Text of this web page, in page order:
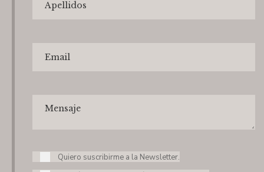
Quiero suscribirme a la Newsletter.